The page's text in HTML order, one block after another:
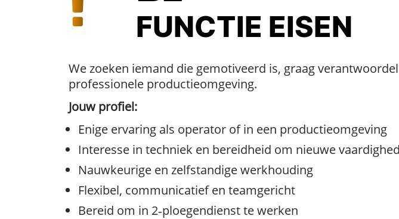
FUNCTIE EISEN
We zoeken iemand die gemotiveerd is, graag
professionele productieomgeving.
Jouw profiel:
Enige ervaring als operator of in een productieomgeving
Interesse in techniek en bereidheid om nieuwe
Nauwkeurige en zelfstandige werkhouding
Flexibel, communicatief en teamgericht
Bereid om in 2‑ploegendienst te werken